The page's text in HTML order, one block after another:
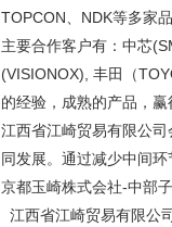
TOPCON、NDK等多家
主要合作客户有：中芯
(VISIONOX), 丰田（
的经验，成熟的产品，
江西省江崎贸易有限公
同发展。通过减少中间
京都玉崎株式会社-中部
江西省江崎贸易有限公